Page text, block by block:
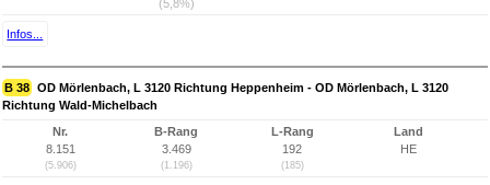
(5,8%)
Infos...
B 38 OD Mörlenbach, L 3120 Richtung Heppenheim - OD Mörlenbach, L 3120
Richtung Wald-Michelbach
Nr.
8.151
(5.906)
B-Rang
3.469
(1.196)
L-Rang
192
(185)
Land
HE